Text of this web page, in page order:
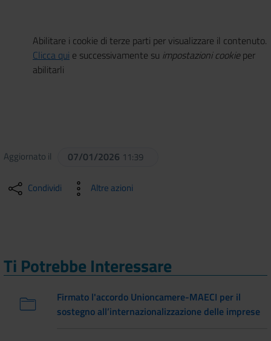
Abilitare i cookie di terze parti per visualizzare il contenuto.
Clicca qui e successivamente su impostazioni cookieper
abilitarli
Aggiornato il 07/01/2026 11:39
Condividi Altre azioni
Ti Potrebbe Interessare
Firmato l'accordo Unioncamere-MAECI per il
sostegno all’internazionalizzazione delle imprese